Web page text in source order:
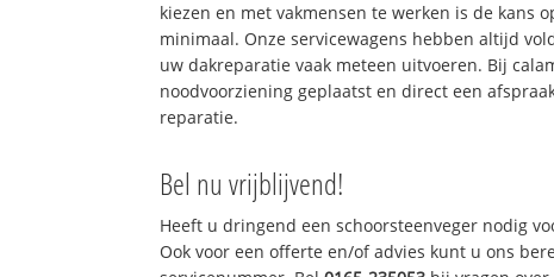
kiezen en met vakmensen te werken is de kans
minimaal. Onze servicewagens hebben altijd
uw dakreparatie vaak meteen uitvoeren. Bij
noodvoorziening geplaatst en direct een
reparatie.
Bel nu vrijblijvend!
Heeft u dringend een schoorsteenveger nodig
Ook voor een offerte en/of advies kunt u ons